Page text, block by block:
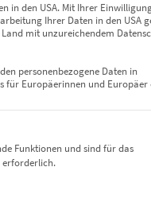
in den USA. Mit Ihrer
Ihrer Daten in den USA
Land mit unzureichendem
personenbezogene Daten in
für Europäerinnen und Europäer
die eine Einwilligung
Funktionen und sind für das
erforderlich.